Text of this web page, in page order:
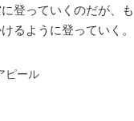
登っていくのだが、も
るように登っていく。
ピール